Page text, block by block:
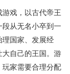
游戏，以古代帝王
从无名小卒到一
国家、发展经
自己的王国。游
家需要合理分配